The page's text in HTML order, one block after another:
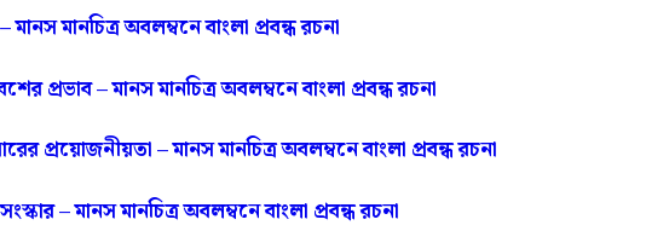
মানস মানচিত্র অবলম্বনে বাংলা প্রবন্ধ রচনা
প্রভাব – মানস মানচিত্র অবলম্বনে বাংলা প্রবন্ধ রচনা
প্রয়োজনীয়তা – মানস মানচিত্র অবলম্বনে বাংলা প্রবন্ধ রচনা
– মানস মানচিত্র অবলম্বনে বাংলা প্রবন্ধ রচনা